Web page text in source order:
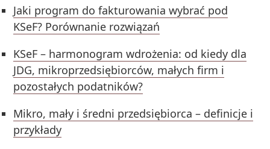
Jaki program do fakturowania wybrać pod
KSeF? Porównanie rozwiązań
KSeF – harmonogram wdrożenia: od kiedy dla
JDG, mikroprzedsiębiorców, małych firm i
pozostałych podatników?
Mikro, mały i średni przedsiębiorca – definicje i
przykłady